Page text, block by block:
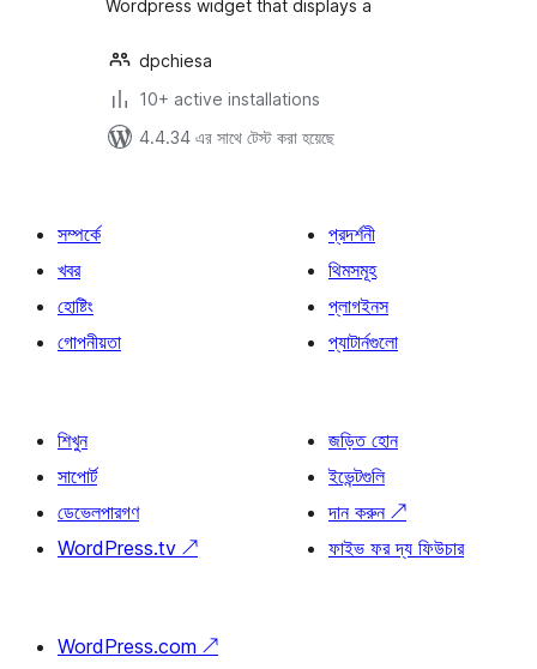
Wordpress widget that displays a
dpchiesa
10+ active installations
4.4.34 এর সাথে টেস্ট করা হয়েছে
সম্পর্কে
খবর
হোষ্টিং
গোপনীয়তা
প্রদর্শনী
থিমসমূহ
প্লাগইনস
প্যাটার্নগুলো
শিখুন
সাপোর্ট
ডেভেলপারগণ
WordPress.tv ↗
জড়িত হোন
ইভেন্টগুলি
দান করুন ↗
ফাইভ ফর দ্য ফিউচার
WordPress.com ↗